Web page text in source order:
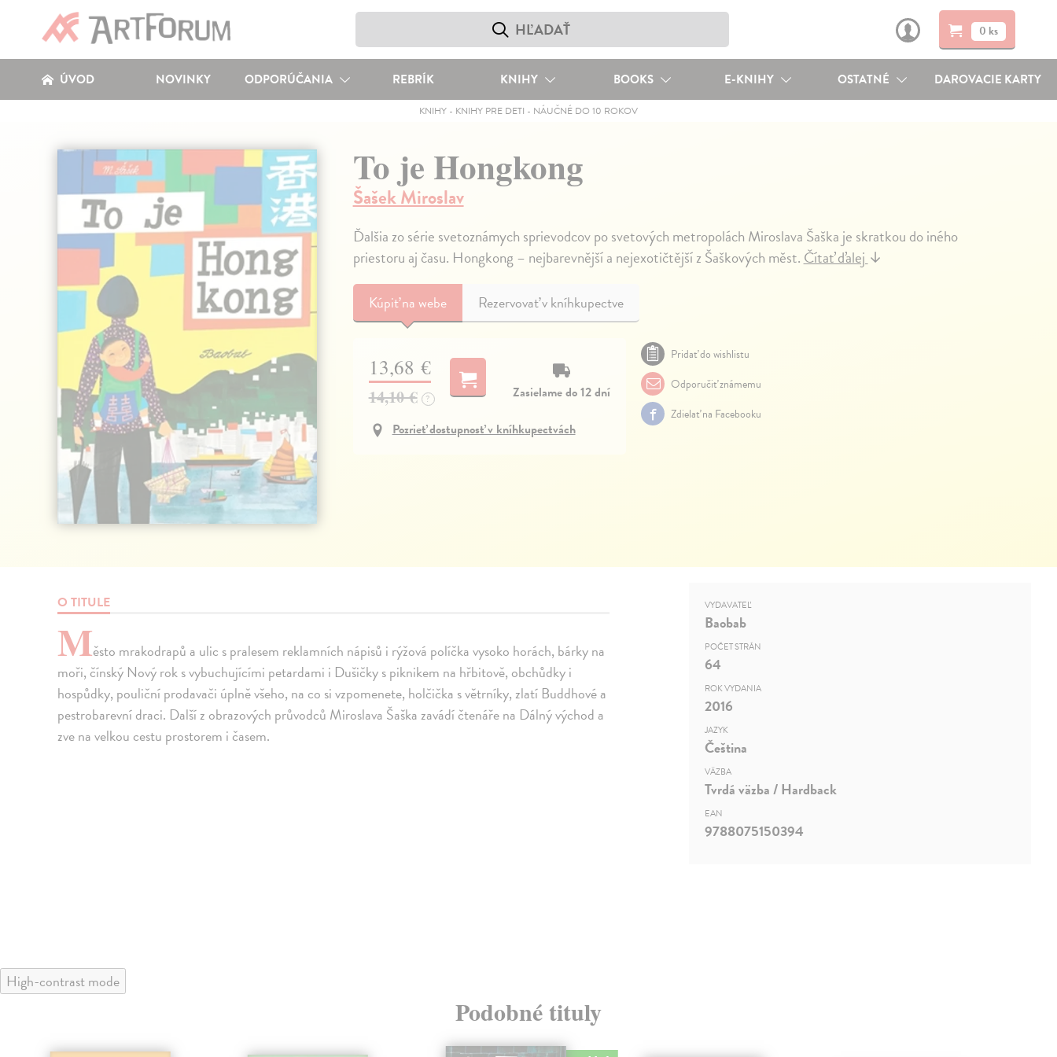
0 ks
ÚVOD NOVINKY ODPORÚČANIA REBRÍK KNIHY BOOKS E-KNIHY OSTATNÉ DAROVACIE KARTY
KNIHY- KNIHY PRE DETI - NÁUČNÉ DO 10 ROKOV
To je Hongkong
Šašek Miroslav
Ďalšia zo série svetoznámych sprievodcov po svetových metropolách Miroslava Šaška je skratkou do iného
priestoru aj času. Hongkong – nejbarevnější a nejexotičtější z Šaškových měst.Čítať ďalej↓
Kúpiťna webe Rezervovať v kníhkupectve
13,68 €
14,10 € ?
Zasielame do 12 dní
Pozrieť dostupnosť v kníhkupectvách
Pridať do wishlistu
Odporučiť známemu
Zdielať na Facebooku
O TITULE
Město mrakodrapů a ulic s pralesem reklamních nápisů i rýžová políčka vysoko horách, bárky na
moři, čínský Nový rok s vybuchujícími petardami i Dušičky s piknikem na hřbitově, obchůdky i
hospůdky, pouliční prodavači úplně všeho, na co si vzpomenete, holčička s větrníky, zlatí Buddhové a
pestrobarevní draci. Další z obrazových průvodců Miroslava Šaška zavádí čtenáře na Dálný východ a
zve na velkou cestu prostorem i časem.
VYDAVATEĽ
Baobab
POČET STRÁN
64
ROK VYDANIA
2016
JAZYK
Čeština
VÄZBA
Tvrdá väzba / Hardback
EAN
9788075150394
High-contrast mode
Podobné tituly